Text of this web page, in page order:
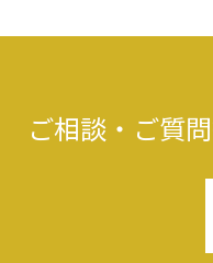
ご相談・ご質